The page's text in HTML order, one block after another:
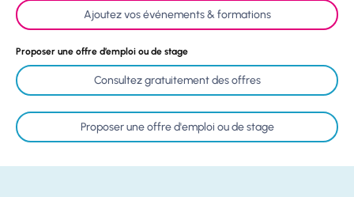
Ajoutez vos événements & formations
Proposer une offre d’emploi ou de stage
Consultez gratuitement des offres
Proposer une offre d'emploi ou de stage